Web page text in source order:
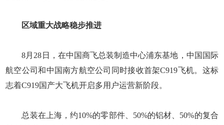
区域重大战略稳步推进
8月28日，在中国商飞总装制造中心浦东基地，中国国际
航空公司和中国南方航空公司同时接收首架C919飞机。这标
志着C919国产大飞机开启多用户运营新阶段。
总装在上海，约10%的零部件、50%的铝材、50%的复合